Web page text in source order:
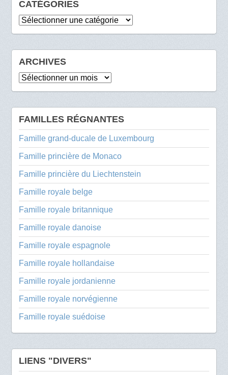
CATÉGORIES
Catégories
ARCHIVES
Archives
FAMILLES RÉGNANTES
Famille grand-ducale de Luxembourg
Famille princière de Monaco
Famille princière du Liechtenstein
Famille royale belge
Famille royale britannique
Famille royale danoise
Famille royale espagnole
Famille royale hollandaise
Famille royale jordanienne
Famille royale norvégienne
Famille royale suédoise
LIENS "DIVERS"